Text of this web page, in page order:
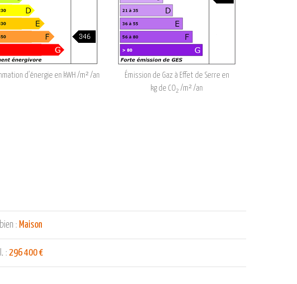
d'énergie en kWH /m² /an
Émission de Gaz à Effet de Serre en
kg de CO2 /m² /an
: Maison
: 296 400 €